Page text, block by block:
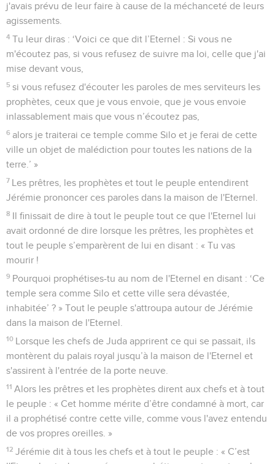
j'avais prévu de leur faire à cause de la méchanceté de leurs
agissements.
4 Tu leur diras : ‘Voici ce que dit l’Eternel : Si vous ne
m'écoutez pas, si vous refusez de suivre ma loi, celle que j'ai
mise devant vous,
5 si vous refusez d'écouter les paroles de mes serviteurs les
prophètes, ceux que je vous envoie, que je vous envoie
inlassablement mais que vous n’écoutez pas,
6 alors je traiterai ce temple comme Silo et je ferai de cette
ville un objet de malédiction pour toutes les nations de la
terre.’ »
7 Les prêtres, les prophètes et tout le peuple entendirent
Jérémie prononcer ces paroles dans la maison de l'Eternel.
8 Il finissait de dire à tout le peuple tout ce que l'Eternel lui
avait ordonné de dire lorsque les prêtres, les prophètes et
tout le peuple s’emparèrent de lui en disant : « Tu vas
mourir !
9 Pourquoi prophétises-tu au nom de l'Eternel en disant : ‘Ce
temple sera comme Silo et cette ville sera dévastée,
inhabitée’ ? » Tout le peuple s'attroupa autour de Jérémie
dans la maison de l'Eternel.
10 Lorsque les chefs de Juda apprirent ce qui se passait, ils
montèrent du palais royal jusqu’à la maison de l'Eternel et
s'assirent à l'entrée de la porte neuve.
11 Alors les prêtres et les prophètes dirent aux chefs et à tout
le peuple : « Cet homme mérite d’être condamné à mort, car
il a prophétisé contre cette ville, comme vous l'avez entendu
de vos propres oreilles. »
12 Jérémie dit à tous les chefs et à tout le peuple : « C’est